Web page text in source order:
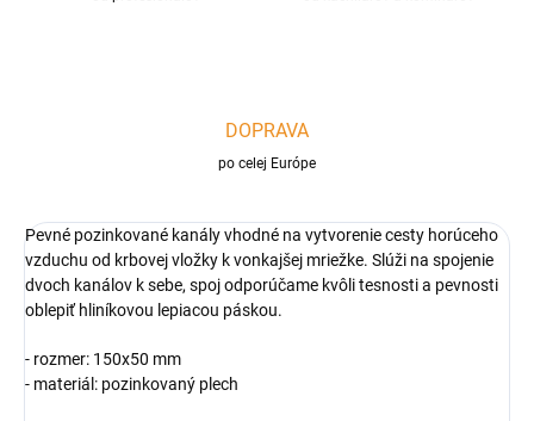
DOPRAVA
po celej Európe
Pevné pozinkované kanály vhodné na vytvorenie cesty horúceho
vzduchu od krbovej vložky k vonkajšej mriežke. Slúži na spojenie
dvoch kanálov k sebe, spoj odporúčame kvôli tesnosti a pevnosti
oblepiť hliníkovou lepiacou páskou.
- rozmer: 150x50 mm
- materiál: pozinkovaný plech